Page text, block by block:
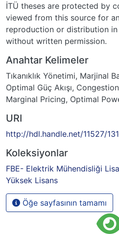
İTÜ theses are protected by
viewed from this source for
reproduction or distribution
without written permission.
Anahtar Kelimeler
Tıkanıklık Yönetimi, Marjinal
Optimal Güç Akışı,
Marginal Pricing, Optimal
URI
http://hdl.handle.net/11527/
Koleksiyonlar
FBE- Elektrik Mühendisliği
Yüksek Lisans
Öğe sayfasının tamamı